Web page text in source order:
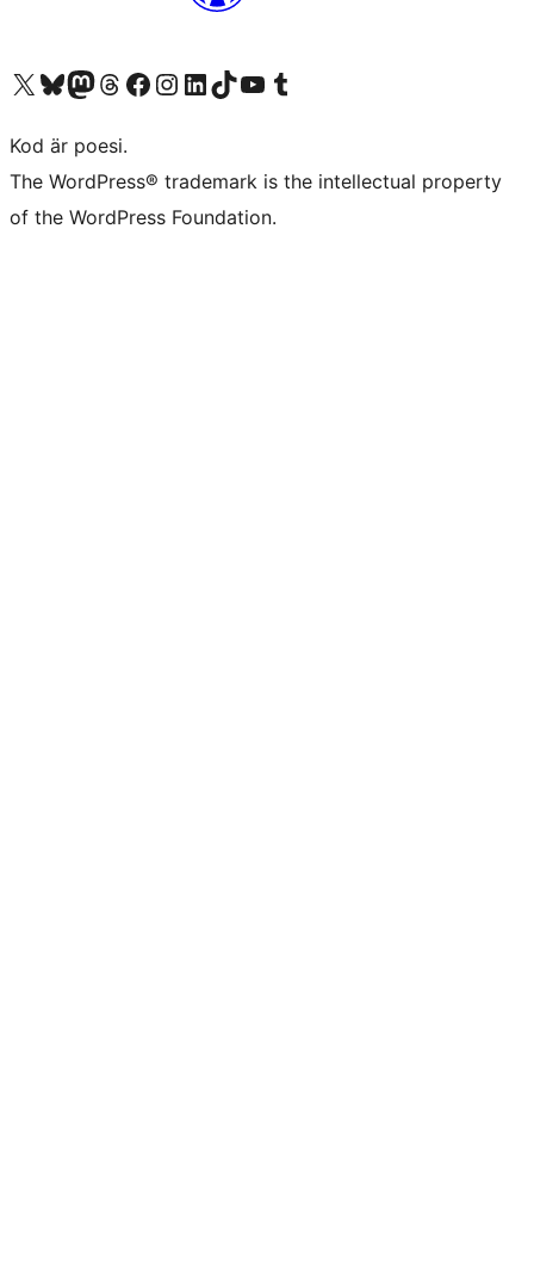
Besök vår X-konto (f.d. Twitter)
Besök vårt Bluesky-konto
Besök vårt Mastodon-konto
Besök vårt Thread-konto
Besök vår Facebook-sidaBesök vårt Instagram-konto
Besök vårt LinkedIn-konto
Besök vårt TikTok-konto
Besök vår YouTube-kanalBesök vårt Tumblr-konto
Kod är poesi.
The WordPress® trademark is the intellectual property
of the WordPress Foundation.